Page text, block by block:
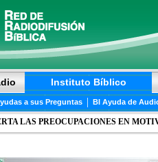
Instituto Bíblico
a sus Preguntas | BI Ayuda de
LAS PREOCUPACIONES EN